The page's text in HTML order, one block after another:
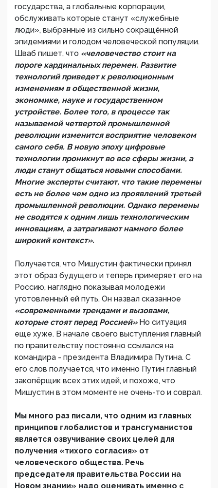
государства, а глобальные корпорации,
обслуживать которые станут «служебные
люди», выбранные из сильно сокращённой
эпидемиями и голодом человеческой популяции.
Шваб пишет, что «человечество стоит на
пороге кардинальных перемен. Развитие
технологий приведет к революционным
изменениям в общественной жизни,
экономике, науке и государственном
устройстве. Более того, в процессе так
называемой четвертой промышленной
революции изменится восприятие человеком
самого себя. В новую эпоху цифровые
технологии проникнут во все сферы жизни, а
люди станут общаться новыми способами.
Многие эксперты считают, что такие перемены
есть не более чем одно из проявлений третьей
промышленной революции. Однако перемены
не сводятся к одним лишь технологическим
инновациям, а затрагивают намного более
широкий контекст».
Получается, что Мишустин фактически принял
этот образ будущего и теперь примеряет его на
Россию, наглядно показывая молодежи
уготовленный ей путь. Он назвал сказанное
«современными трендами и вызовами,
которые стоят перед Россией» Но ситуация
еще хуже. В начале своего выступления главный
по правительству постоянно ссылался на
командира - президента Владимира Путина. С
его слов получается, что именно Путин главный
закопёрщик всех этих идей, и похоже, что
Мишустин в этом моменте не очень-то и соврал.
Мы много раз писали, что одним из главных
принципов глобалистов и трансгуманистов
является озвучивание своих целей для
получения «тихого согласия» от
человеческого общества. Речь
председателя правительства России на
Новом знании» надо оценивать именно с